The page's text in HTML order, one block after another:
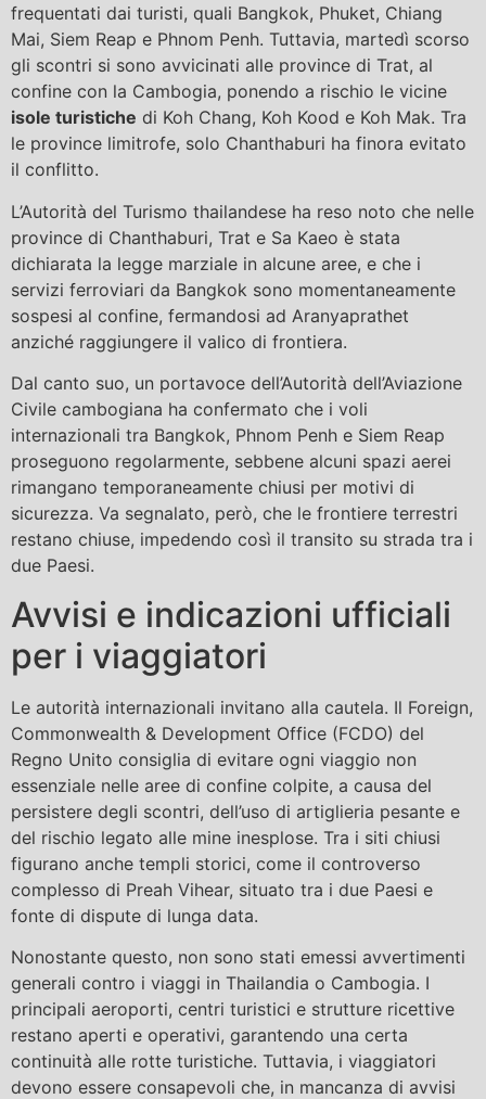
frequentati dai turisti, quali Bangkok, Phuket, Chiang
Mai, Siem Reap e Phnom Penh. Tuttavia, martedì scorso
gli scontri si sono avvicinati alle province di Trat, al
confine con la Cambogia, ponendo a rischio le vicine
isole turistiche di Koh Chang, Koh Kood e Koh Mak. Tra
le province limitrofe, solo Chanthaburi ha finora evitato
il conflitto.
L’Autorità del Turismo thailandese ha reso noto che nelle
province di Chanthaburi, Trat e Sa Kaeo è stata
dichiarata la legge marziale in alcune aree, e che i
servizi ferroviari da Bangkok sono momentaneamente
sospesi al confine, fermandosi ad Aranyaprathet
anziché raggiungere il valico di frontiera.
Dal canto suo, un portavoce dell’Autorità dell’Aviazione
Civile cambogiana ha confermato che i voli
internazionali tra Bangkok, Phnom Penh e Siem Reap
proseguono regolarmente, sebbene alcuni spazi aerei
rimangano temporaneamente chiusi per motivi di
sicurezza. Va segnalato, però, che le frontiere terrestri
restano chiuse, impedendo così il transito su strada tra i
due Paesi.
Avvisi e indicazioni ufficiali
per i viaggiatori
Le autorità internazionali invitano alla cautela. Il Foreign,
Commonwealth & Development Office (FCDO) del
Regno Unito consiglia di evitare ogni viaggio non
essenziale nelle aree di confine colpite, a causa del
persistere degli scontri, dell’uso di artiglieria pesante e
del rischio legato alle mine inesplose. Tra i siti chiusi
figurano anche templi storici, come il controverso
complesso di Preah Vihear, situato tra i due Paesi e
fonte di dispute di lunga data.
Nonostante questo, non sono stati emessi avvertimenti
generali contro i viaggi in Thailandia o Cambogia. I
principali aeroporti, centri turistici e strutture ricettive
restano aperti e operativi, garantendo una certa
continuità alle rotte turistiche. Tuttavia, i viaggiatori
devono essere consapevoli che, in mancanza di avvisi